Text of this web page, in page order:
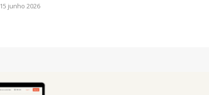
15 junho 2026